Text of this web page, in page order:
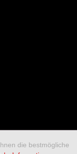
die bestmögliche